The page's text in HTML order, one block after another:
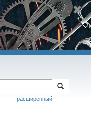
расширенный